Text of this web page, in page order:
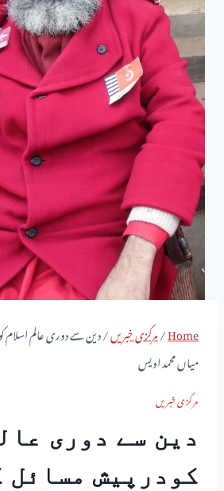
Home
/مرکزی خبریں/دین سے دوری عالم
میاں محمد اویس
مرکزی خبریں
دین سے دوری
کودرپیش مسائل